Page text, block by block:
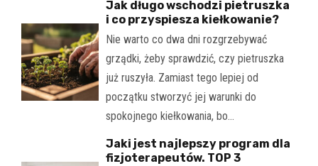
Jak długo wschodzi pietruszka
i co przyspiesza kiełkowanie?
Nie warto co dwa dni rozgrzebywać
grządki, żeby sprawdzić, czy pietruszka
już ruszyła. Zamiast tego lepiej od
początku stworzyć jej warunki do
spokojnego kiełkowania, bo…
Jaki jest najlepszy program dla
fizjoterapeutów. TOP 3